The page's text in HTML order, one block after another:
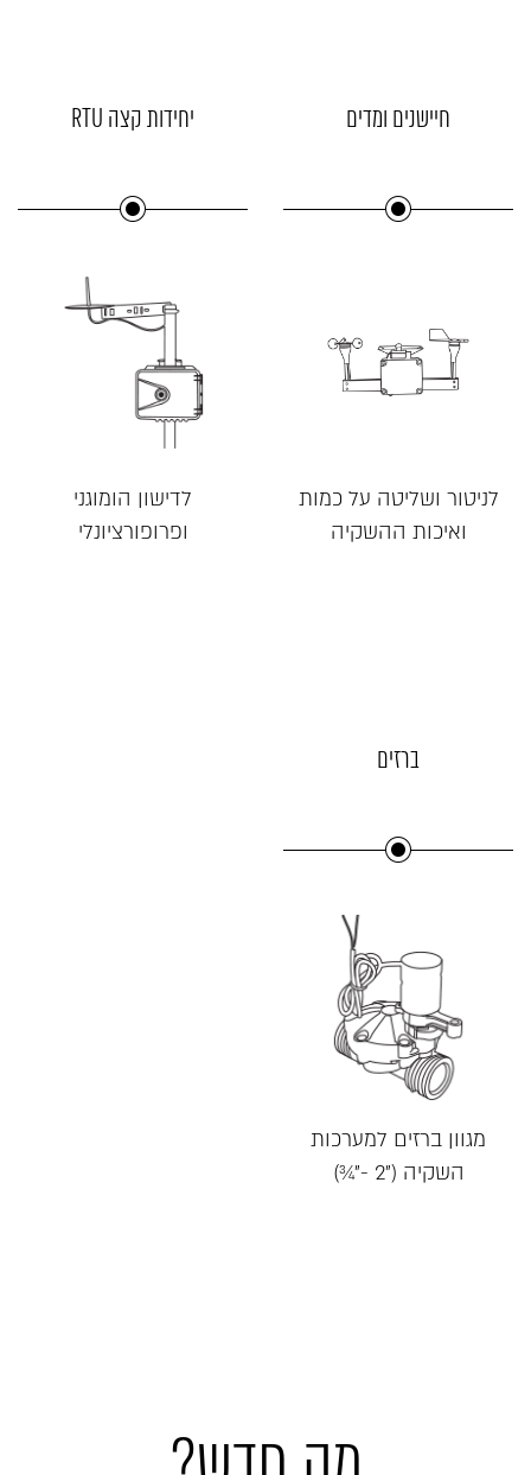
חיישנים ומדים
לניטור ושליטה על כמות
ואיכות ההשקיה
יחידות קצה RTU
לדישון הומוגני
ופרופורציונלי
ברזים
מגוון ברזים למערכות
השקיה ("2 -"¾)